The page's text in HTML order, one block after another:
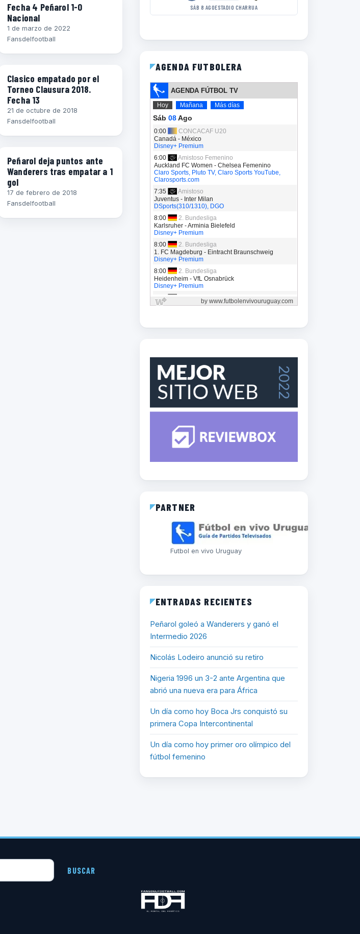
Fecha 4 Peñarol 1-0
Nacional
1 de marzo de 2022
Fansdelfootball
Clasico empatado por el
Torneo Clausura 2018.
Fecha 13
21 de octubre de 2018
Fansdelfootball
Peñarol deja puntos ante
Wanderers tras empatar a 1
gol
17 de febrero de 2018
Fansdelfootball
SÁB 8 AGOESTADIO CHARRUA
AGENDA FUTBOLERA
PARTNER
Futbol en vivo Uruguay
ENTRADAS RECIENTES
Peñarol goleó a Wanderers y ganó el
Intermedio 2026
Nicolás Lodeiro anunció su retiro
Nigeria 1996 un 3-2 ante Argentina que
abrió una nueva era para África
Un día como hoy Boca Jrs conquistó su
primera Copa Intercontinental
Un día como hoy primer oro olímpico del
fútbol femenino
BUSCAR